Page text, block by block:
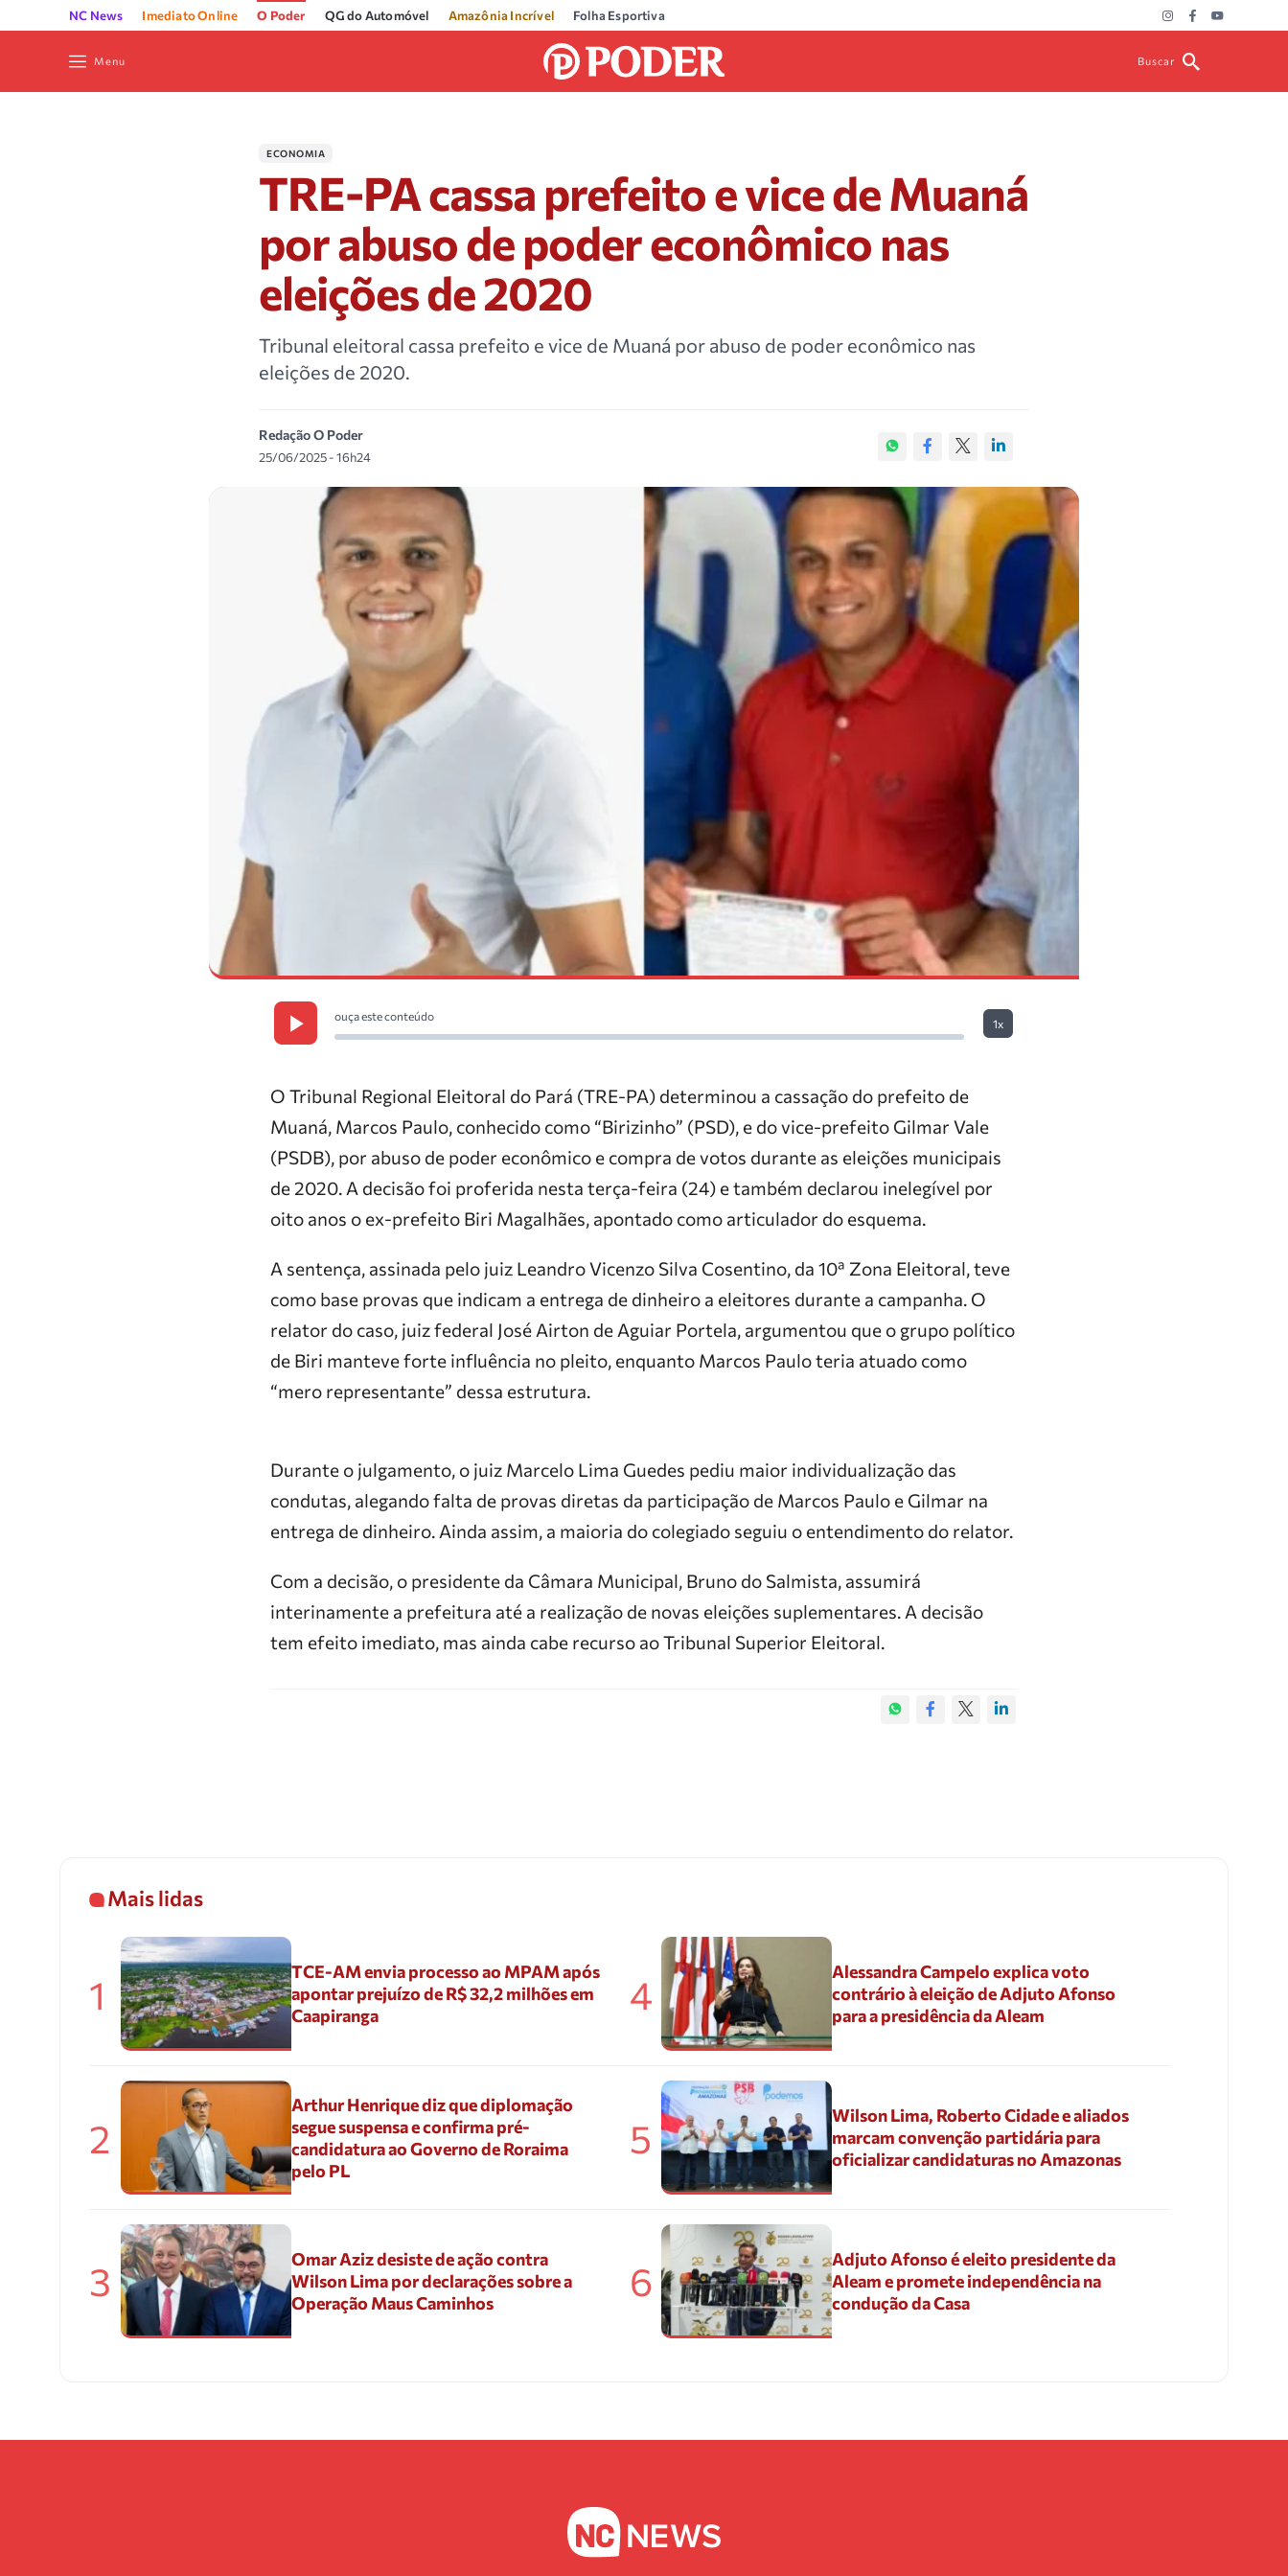
NC News Imediato Online O Poder QG do Automóvel Amazônia Incrível Folha Esportiva
Menu Buscar
ECONOMIA
TRE-PA cassa prefeito e vice de Muaná
por abuso de poder econômico nas
eleições de 2020
Tribunal eleitoral cassa prefeito e vice de Muaná por abuso de poder econômico nas
eleições de 2020.
Redação O Poder
25/06/2025 - 16h24
ouça este conteúdo
1x
O Tribunal Regional Eleitoral do Pará (TRE-PA) determinou a cassação do prefeito de
Muaná, Marcos Paulo, conhecido como “Birizinho” (PSD), e do vice-prefeito Gilmar Vale
(PSDB), por abuso de poder econômico e compra de votos durante as eleições municipais
de 2020. A decisão foi proferida nesta terça-feira (24) e também declarou inelegível por
oito anos o ex-prefeito Biri Magalhães, apontado como articulador do esquema.
A sentença, assinada pelo juiz Leandro Vicenzo Silva Cosentino, da 10ª Zona Eleitoral, teve
como base provas que indicam a entrega de dinheiro a eleitores durante a campanha. O
relator do caso, juiz federal José Airton de Aguiar Portela, argumentou que o grupo político
de Biri manteve forte influência no pleito, enquanto Marcos Paulo teria atuado como
“mero representante” dessa estrutura.
Durante o julgamento, o juiz Marcelo Lima Guedes pediu maior individualização das
condutas, alegando falta de provas diretas da participação de Marcos Paulo e Gilmar na
entrega de dinheiro. Ainda assim, a maioria do colegiado seguiu o entendimento do relator.
Com a decisão, o presidente da Câmara Municipal, Bruno do Salmista, assumirá
interinamente a prefeitura até a realização de novas eleições suplementares. A decisão
tem efeito imediato, mas ainda cabe recurso ao Tribunal Superior Eleitoral.
Mais lidas
1
TCE-AM envia processo ao MPAM após
apontar prejuízo de R$ 32,2 milhões em
Caapiranga
2
Arthur Henrique diz que diplomação
segue suspensa e confirma pré-
candidatura ao Governo de Roraima
pelo PL
3
Omar Aziz desiste de ação contra
Wilson Lima por declarações sobre a
Operação Maus Caminhos
4
Alessandra Campelo explica voto
contrário à eleição de Adjuto Afonso
para a presidência da Aleam
5
Wilson Lima, Roberto Cidade e aliados
marcam convenção partidária para
oficializar candidaturas no Amazonas
6
Adjuto Afonso é eleito presidente da
Aleam e promete independência na
condução da Casa